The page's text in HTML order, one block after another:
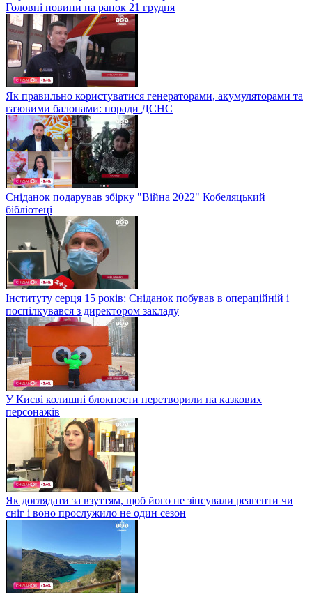
Головні новини на ранок 21 грудня
Як правильно користуватися генераторами, акумуляторами та
газовими балонами: поради ДСНС
Сніданок подарував збірку "Війна 2022" Кобеляцький
бібліотеці
Інституту серця 15 років: Сніданок побував в операційній і
поспілкувався з директором закладу
У Києві колишні блокпости перетворили на казкових
персонажів
Як доглядати за взуттям, щоб його не зіпсували реагенти чи
сніг і воно прослужило не один сезон